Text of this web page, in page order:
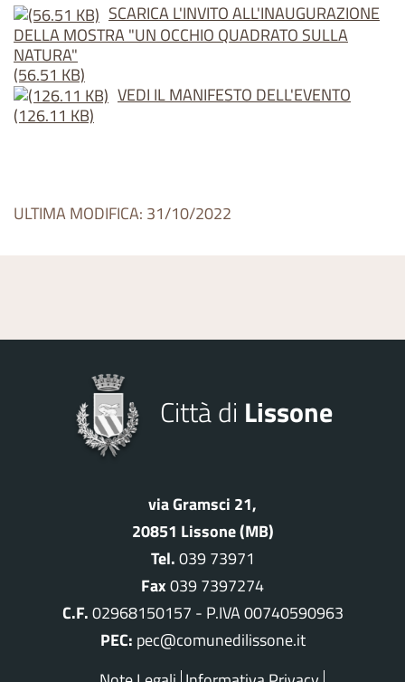
SCARICA L'INVITO ALL'INAUGURAZIONE
DELLA MOSTRA "UN OCCHIO QUADRATO SULLA
NATURA"
(56.51 KB)
VEDI IL MANIFESTO DELL'EVENTO
(126.11 KB)
ULTIMA MODIFICA: 31/10/2022
Città di Lissone
via Gramsci 21,
20851 Lissone (MB)
Tel.039 73971
Fax039 7397274
C.F.02968150157 - P.IVA 00740590963
PEC: pec@comunedilissone.it